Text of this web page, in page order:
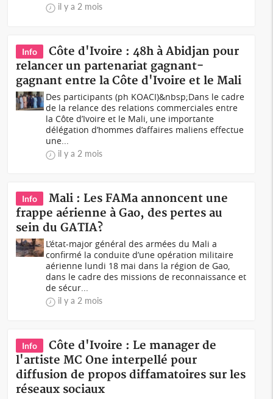
il y a 2 mois
Info
Côte d'Ivoire : 48h à Abidjan pour
relancer un partenariat gagnant-
gagnant entre la Côte d'Ivoire et le Mali
Des participants (ph KOACI)&nbsp;Dans le cadre
de la relance des relations commerciales entre
la Côte d’Ivoire et le Mali, une importante
délégation d’hommes d’affaires maliens effectue
une...
il y a 2 mois
Info
Mali : Les FAMa annoncent une
frappe aérienne à Gao, des pertes au
sein du GATIA?
L’état-major général des armées du Mali a
confirmé la conduite d’une opération militaire
aérienne lundi 18 mai dans la région de Gao,
dans le cadre des missions de reconnaissance et
de sécur...
il y a 2 mois
Info
Côte d'Ivoire : Le manager de
l'artiste MC One interpellé pour
diffusion de propos diffamatoires sur les
réseaux sociaux